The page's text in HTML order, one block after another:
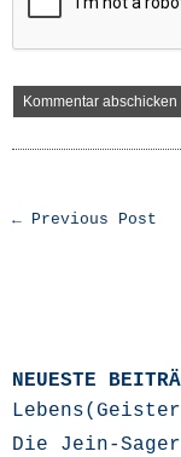
← Previous Post
NEUESTE
Die Jein-Sager